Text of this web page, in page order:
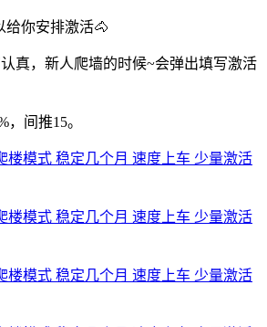
给你安排激活🐴
真，新人爬墙的时候~会弹出填写激活
，间推15。